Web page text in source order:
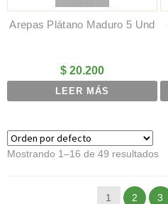
Arepas Plátano Maduro 5 Und
$20.200
LEER MÁS
Mostrando 1–16 de 49 resultados
1 2 3